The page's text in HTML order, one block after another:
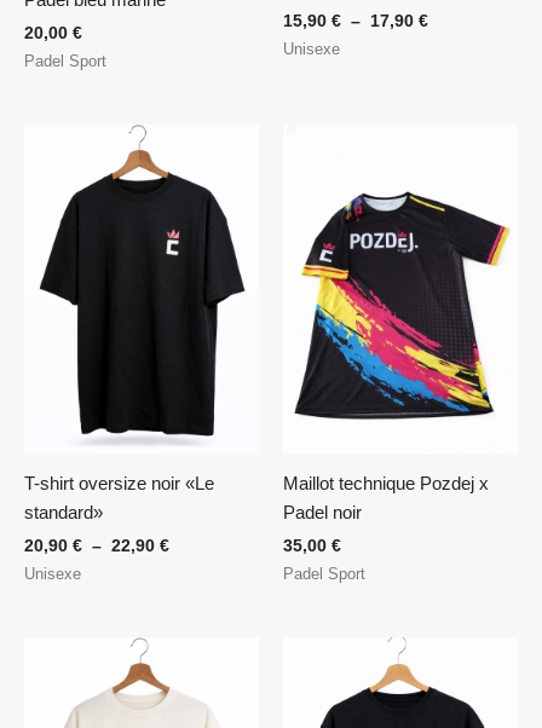
20,00 €
Padel Sport
15,90 € – 17,90 €
Unisexe
T-shirt oversize noir «Le
standard»
20,90 € – 22,90 €
prix :
20,90 €
22,90 €
Unisexe
Maillot technique Pozdej x
Padel noir
35,00 €
Padel Sport
prix :
15,90 €
prix :
15,90 €